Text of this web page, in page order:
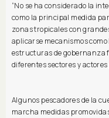
“No se ha considerado la
como la principal medida
zonas tropicales con
aplicarse mecanismos
estructuras de gobernanza
diferentes sectores y
Algunos pescadores de la
marcha medidas